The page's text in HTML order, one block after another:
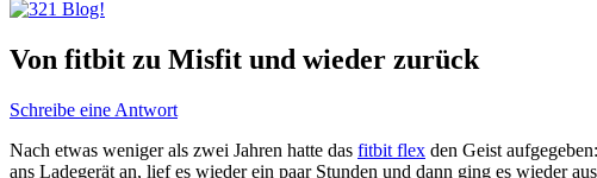
Von fitbit zu Misfit und wieder zurück
Schreibe eine Antwort
Nach etwas weniger als zwei Jahren hatte das fitbit flex den Geist
ans Ladegerät an, lief es wieder ein paar Stunden und dann ging es wieder